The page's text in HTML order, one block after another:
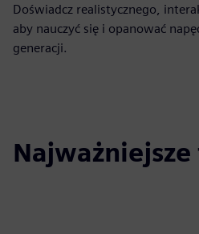
Doświadcz realistycznego,
aby nauczyć się i opanować
generacji.